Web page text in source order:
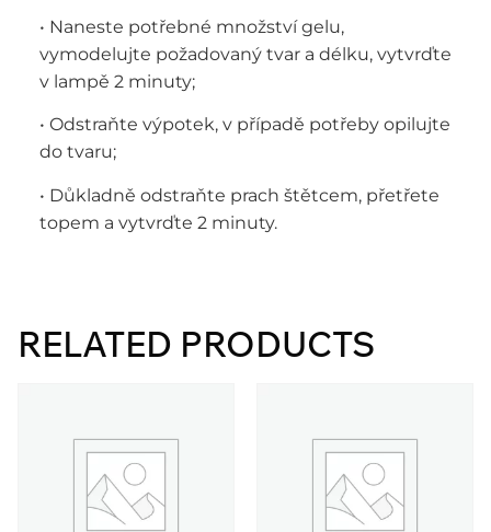
• Naneste potřebné množství gelu,
vymodelujte požadovaný tvar a délku, vytvrďte
v lampě 2 minuty;
• Odstraňte výpotek, v případě potřeby opilujte
do tvaru;
• Důkladně odstraňte prach štětcem, přetřete
topem a vytvrďte 2 minuty.
RELATED PRODUCTS